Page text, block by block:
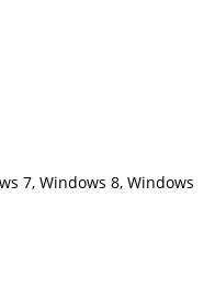
7, Windows 8, Windows